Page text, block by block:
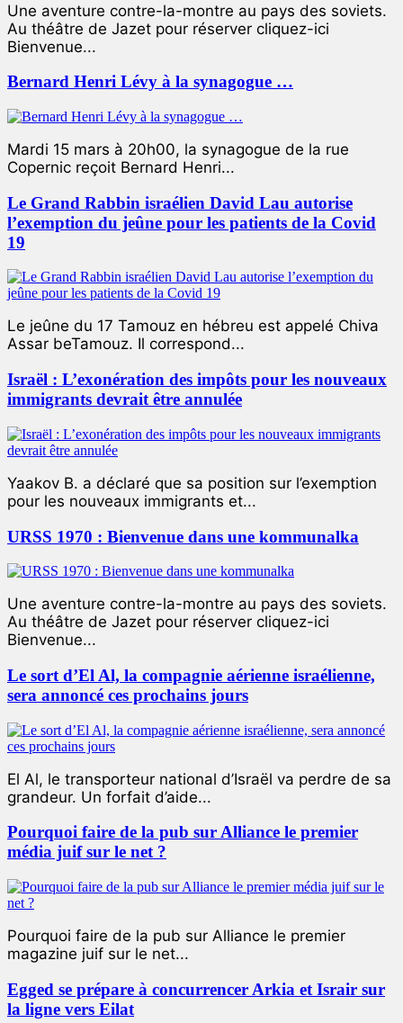
Une aventure contre-la-montre au pays des soviets.
Au théâtre de Jazet pour réserver cliquez-ici
Bienvenue...
Bernard Henri Lévy à la synagogue …
Mardi 15 mars à 20h00, la synagogue de la rue
Copernic reçoit Bernard Henri...
Le Grand Rabbin israélien David Lau autorise
l’exemption du jeûne pour les patients de la Covid
19
Le jeûne du 17 Tamouz en hébreu est appelé Chiva
Assar beTamouz. Il correspond...
Israël : L’exonération des impôts pour les nouveaux
immigrants devrait être annulée
Yaakov B. a déclaré que sa position sur l’exemption
pour les nouveaux immigrants et...
URSS 1970 : Bienvenue dans une kommunalka
Une aventure contre-la-montre au pays des soviets.
Au théâtre de Jazet pour réserver cliquez-ici
Bienvenue...
Le sort d’El Al, la compagnie aérienne israélienne,
sera annoncé ces prochains jours
El Al, le transporteur national d’Israël va perdre de sa
grandeur. Un forfait d’aide...
Pourquoi faire de la pub sur Alliance le premier
média juif sur le net ?
Pourquoi faire de la pub sur Alliance le premier
magazine juif sur le net...
Egged se prépare à concurrencer Arkia et Israir sur
la ligne vers Eilat